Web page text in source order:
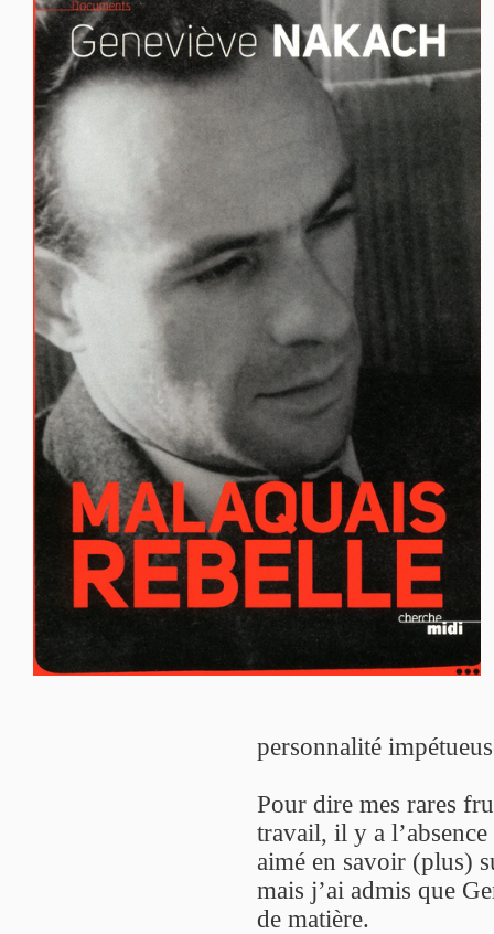
personnalité
Pour dire mes rares
travail, il y a
aimé en savoir (plus)
mais j’ai admis que
de matière.